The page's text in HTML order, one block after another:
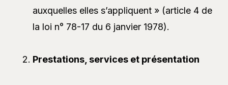
auxquelles elles s’appliquent » (article 4 de
la loi n° 78-17 du 6 janvier 1978).
Prestations, services et présentation